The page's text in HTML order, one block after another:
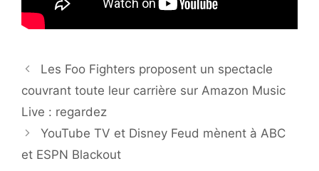
Les Foo Fighters proposent un spectacle
couvrant toute leur carrière sur Amazon Music
Live : regardez
YouTube TV et Disney Feud mènent à ABC
et ESPN Blackout